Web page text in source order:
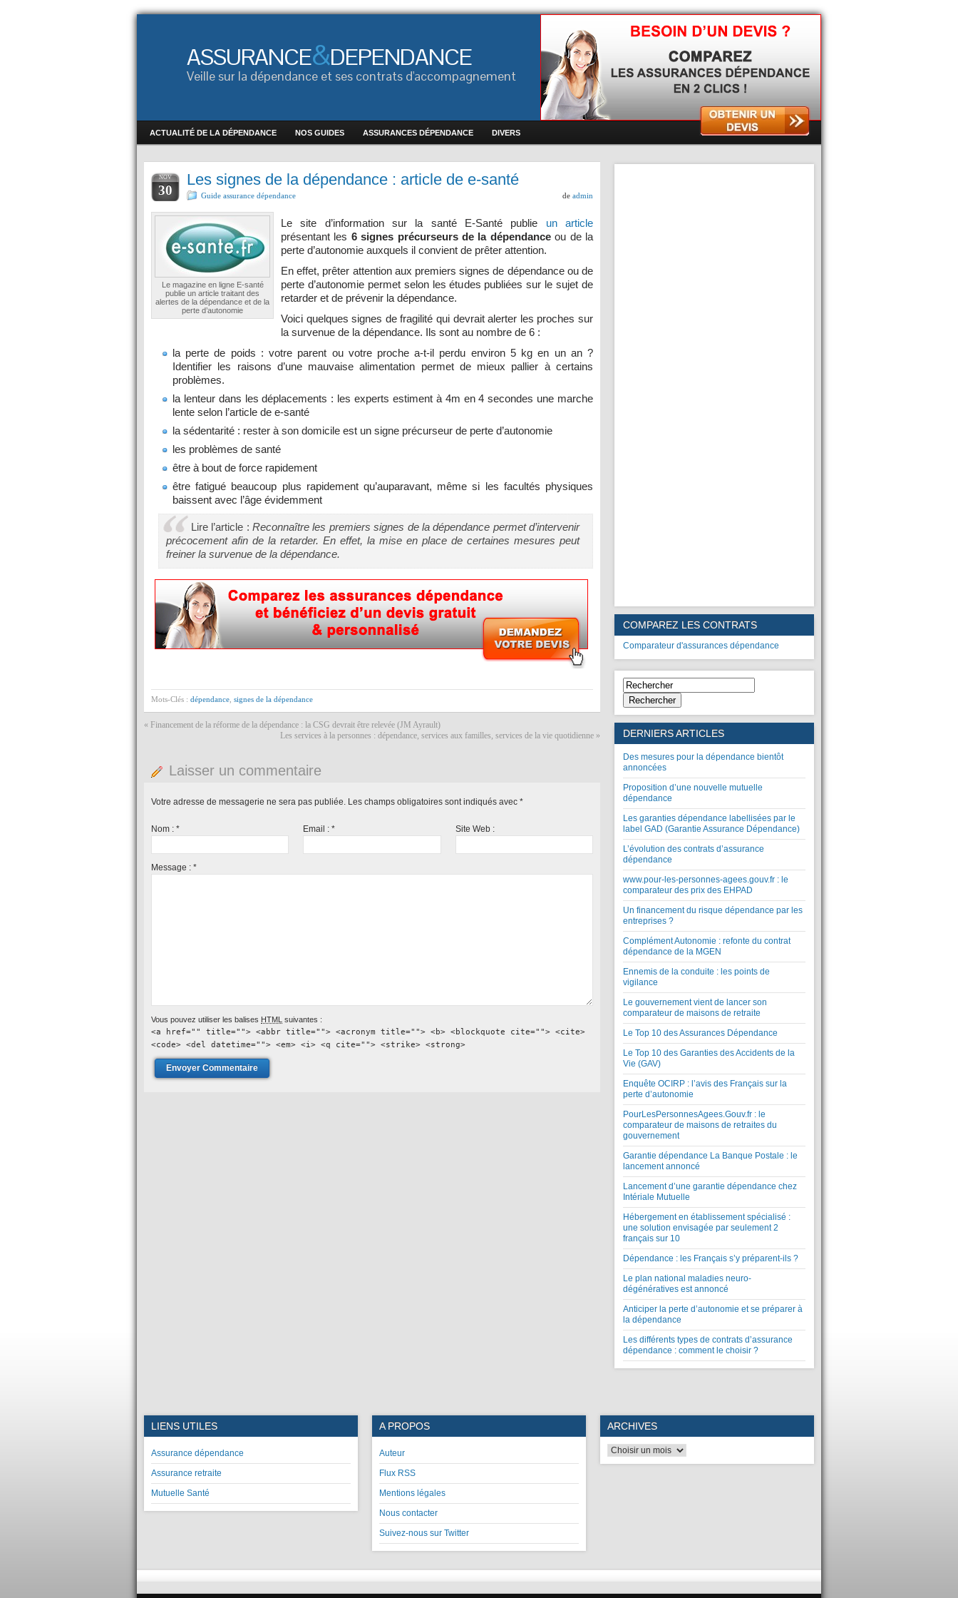
ASSURANCE&DEPENDANCE
Veille sur la dépendance et ses contrats d'accompagnement
ACTUALITÉ DE LA DÉPENDANCE NOS GUIDES ASSURANCES DÉPENDANCE DIVERS
NOV
30
Les signes de la dépendance : article de e-santé
Guide assurance dépendance de admin
Le magazine en ligne E-santé
publie un article traitant des
alertes de la dépendance et de la
perte d’autonomie
Le site d’information sur la santé E-Santé publie un article
présentant les 6 signes précurseurs de la dépendanceou de la
perte d’autonomie auxquels il convient de prêter attention.
En effet, prêter attention aux premiers signes de dépendance ou de
perte d’autonomie permet selon les études publiées sur le sujet de
retarder et de prévenir la dépendance.
Voici quelques signes de fragilité qui devrait alerter les proches sur
la survenue de la dépendance. Ils sont au nombre de 6 :
la perte de poids : votre parent ou votre proche a-t-il perdu environ 5 kg en un an ?
Identifier les raisons d’une mauvaise alimentation permet de mieux pallier à certains
problèmes.
la lenteur dans les déplacements : les experts estiment à 4m en 4 secondes une marche
lente selon l’article de e-santé
la sédentarité : rester à son domicile est un signe précurseur de perte d’autonomie
les problèmes de santé
être à bout de force rapidement
être fatigué beaucoup plus rapidement qu’auparavant, même si les facultés physiques
baissent avec l’âge évidemment
Lire l’article :Reconnaître les premiers signes de la dépendance permet d’intervenir
précocement afin de la retarder. En effet, la mise en place de certaines mesures peut
freiner la survenue de la dépendance.
Mots-Clés : dépendance signes de la dépendance
« Financement de la réforme de la dépendance : la CSG devrait être relevée (JM Ayrault)
Les services à la personnes : dépendance, services aux familles, services de la vie quotidienne »
Laisser un commentaire
Votre adresse de messagerie ne sera pas publiée. Les champs obligatoires sont indiqués avec *
Nom : * Email :* Site Web :
Message : *
Vous pouvez utiliser les balises HTML suivantes :
<a href="" title=""> <abbr title=""> <acronym title=""> <b> <blockquote cite=""> <cite>
<code> <del datetime=""> <em> <i> <q cite=""> <strike> <strong>
COMPAREZ LES CONTRATS
Comparateur d'assurances dépendance
Rechercher
DERNIERS ARTICLES
Des mesures pour la dépendance bientôt
annoncées
Proposition d’une nouvelle mutuelle
dépendance
Les garanties dépendance labellisées par le
label GAD (Garantie Assurance Dépendance)
L’évolution des contrats d’assurance
dépendance
www.pour-les-personnes-agees.gouv.fr : le
comparateur des prix des EHPAD
Un financement du risque dépendance par les
entreprises ?
Complément Autonomie : refonte du contrat
dépendance de la MGEN
Ennemis de la conduite : les points de
vigilance
Le gouvernement vient de lancer son
comparateur de maisons de retraite
Le Top 10 des Assurances Dépendance
Le Top 10 des Garanties des Accidents de la
Vie (GAV)
Enquête OCIRP : l’avis des Français sur la
perte d’autonomie
PourLesPersonnesAgees.Gouv.fr : le
comparateur de maisons de retraites du
gouvernement
Garantie dépendance La Banque Postale : le
lancement annoncé
Lancement d’une garantie dépendance chez
Intériale Mutuelle
Hébergement en établissement spécialisé :
une solution envisagée par seulement 2
français sur 10
Dépendance : les Français s’y préparent-ils ?
Le plan national maladies neuro-
dégénératives est annoncé
Anticiper la perte d’autonomie et se préparer à
la dépendance
Les différents types de contrats d’assurance
dépendance : comment le choisir ?
LIENS UTILES
Assurance dépendance
Assurance retraite
Mutuelle Santé
A PROPOS
Auteur
Flux RSS
Mentions légales
Nous contacter
Suivez-nous sur Twitter
ARCHIVES